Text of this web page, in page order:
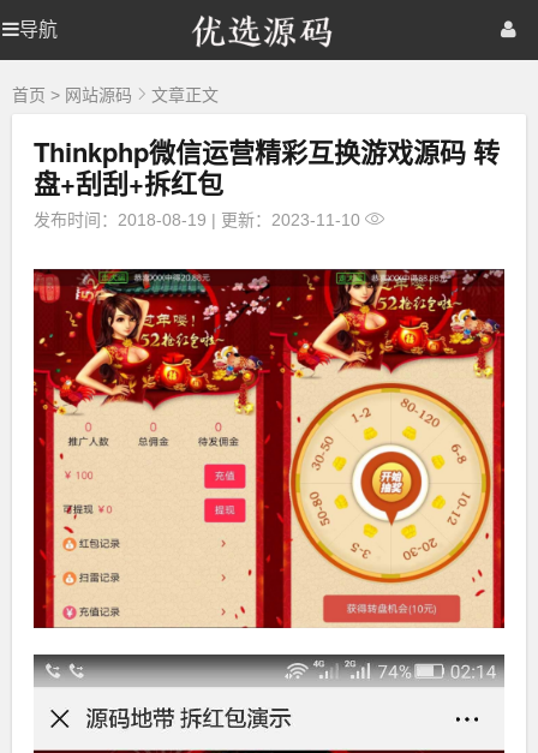
导航
优
选
码
优
选
首页 网站源码
棋牌源码
首页 > 网站源码 文章正文
Thinkphp微信运营精彩互换游戏源码 转
盘+刮刮+拆红包
发布时间：2018-08-19 | 更新：2023-11-10